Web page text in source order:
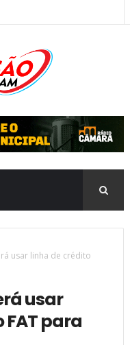
usar linha de crédito
usar
para